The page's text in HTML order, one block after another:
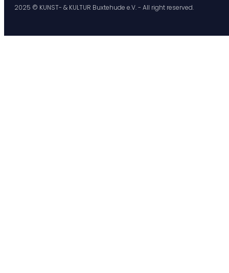
2025 © KUNST- & KULTUR Buxtehude e.V. - All right reserved.